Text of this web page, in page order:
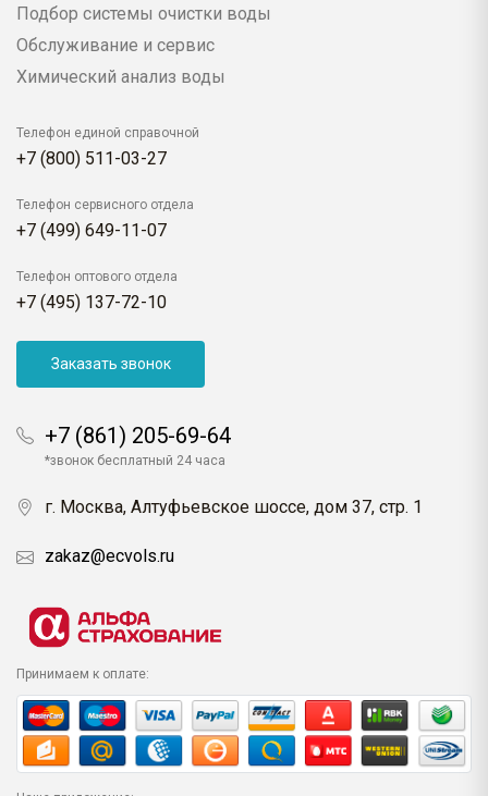
Подбор системы очистки воды
Обслуживание и сервис
Химический анализ воды
Телефон единой справочной
+7 (800) 511-03-27
Телефон сервисного отдела
+7 (499) 649-11-07
Телефон оптового отдела
+7 (495) 137-72-10
Заказать звонок
+7 (861) 205-69-64
*звонок бесплатный 24 часа
г. Москва, Алтуфьевское шоссе, дом 37, стр. 1
zakaz@ecvols.ru
Принимаем к оплате: